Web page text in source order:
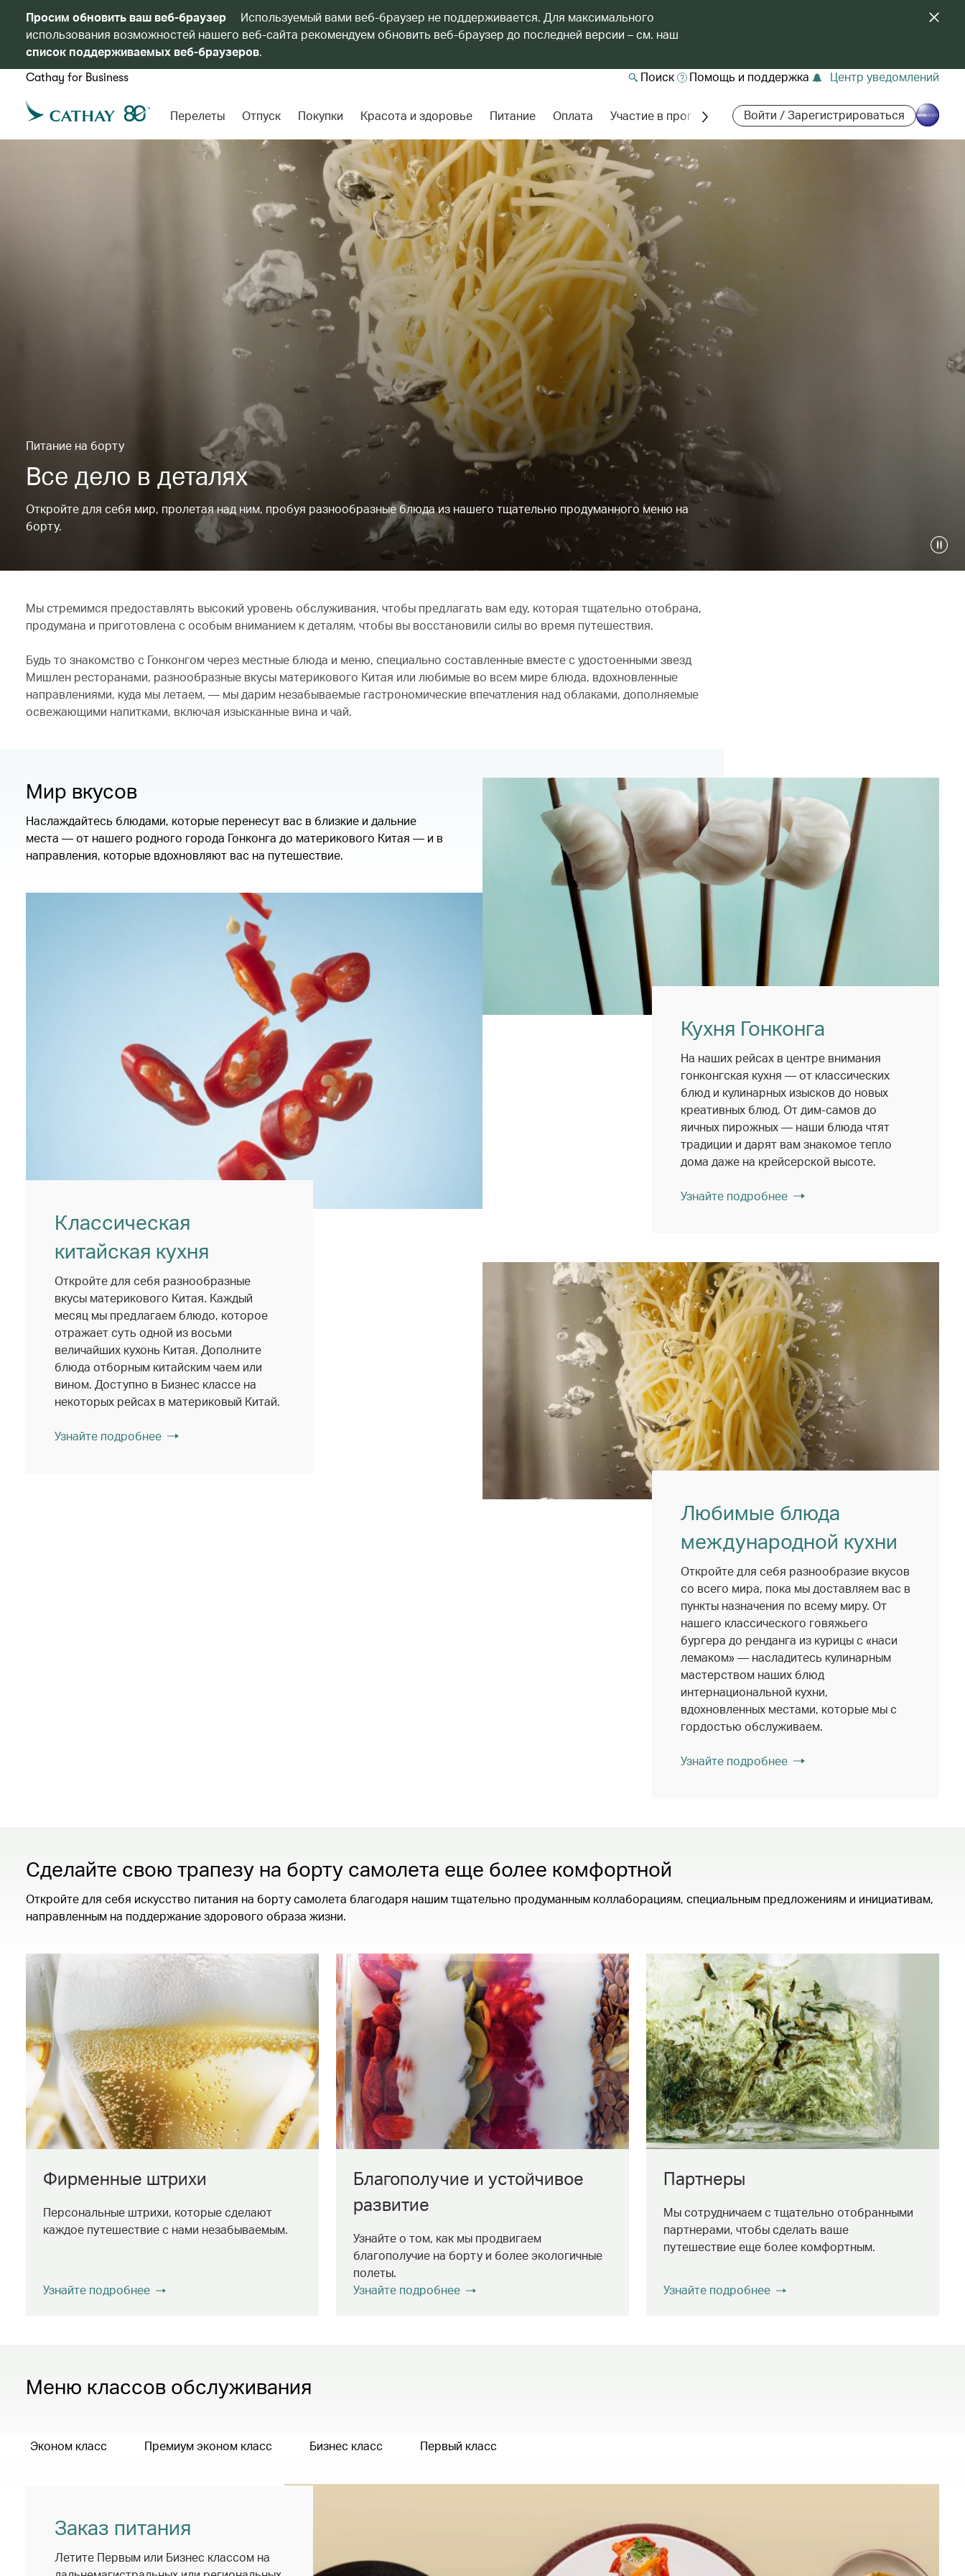
Просим обновить ваш веб-браузер
Используемый вами веб-браузер не поддерживается. Для максимального
использования возможностей нашего веб-сайта рекомендуем обновить веб-браузер до последней версии – см. наш
список поддерживаемых веб-браузеров.
Cathay for Business Поиск Помощь и поддержка Центр уведомлений
Перелеты Отпуск Покупки Красота и здоровье Питание Оплата Участие в программе Войти / Зарегистрироваться
Питание на борту
Все дело в деталях
Откройте для себя мир, пролетая над ним, пробуя разнообразные блюда из нашего тщательно продуманного меню на
борту.
Мы стремимся предоставлять высокий уровень обслуживания, чтобы предлагать вам еду, которая тщательно отобрана,
продумана ​​и приготовлена ​​с особым вниманием к деталям, чтобы вы восстановили силы во время путешествия.
Будь то знакомство с Гонконгом через местные блюда и меню, специально составленные вместе с удостоенными звезд
Мишлен ресторанами, разнообразные вкусы материкового Китая или любимые во всем мире блюда, вдохновленные
направлениями, куда мы летаем, — мы дарим незабываемые гастрономические впечатления над облаками, дополняемые
освежающими напитками, включая изысканные вина и чай.
Мир вкусов
Наслаждайтесь блюдами, которые перенесут вас в близкие и дальние
места — от нашего родного города Гонконга до материкового Китая — и в
направления, которые вдохновляют вас на путешествие.
Кухня Гонконга
На наших рейсах в центре внимания
гонконгская кухня — от классических
блюд и кулинарных изысков до новых
креативных блюд. От дим-самов до
яичных пирожных — наши блюда чтят
традиции и дарят вам знакомое тепло
дома даже на крейсерской высоте.
Узнайте подробнее
Любимые блюда
международной кухни
Откройте для себя разнообразие вкусов
со всего мира, пока мы доставляем вас в
пункты назначения по всему миру. От
нашего классического говяжьего
бургера до ренданга из курицы с «наси
лемаком» — насладитесь кулинарным
мастерством наших блюд
интернациональной кухни,
вдохновленных местами, которые мы с
гордостью обслуживаем.
Узнайте подробнее
Классическая
китайская кухня
Откройте для себя разнообразные
вкусы материкового Китая. Каждый
месяц мы предлагаем блюдо, которое
отражает суть одной из восьми
величайших кухонь Китая. Дополните
блюда отборным китайским чаем или
вином. Доступно в Бизнес классе на
некоторых рейсах в материковый Китай.
Узнайте подробнее
Сделайте свою трапезу на борту самолета еще более комфортной
Откройте для себя искусство питания на борту самолета благодаря нашим тщательно продуманным коллаборациям, специальным предложениям и инициативам,
направленным на поддержание здорового образа жизни.
Фирменные штрихи
Персональные штрихи, которые сделают
каждое путешествие с нами незабываемым.
Узнайте подробнее
Благополучие и устойчивое
развитие
Узнайте о том, как мы продвигаем
благополучие на борту и более экологичные
полеты.
Узнайте подробнее
Партнеры
Мы сотрудничаем с тщательно отобранными
партнерами, чтобы сделать ваше
путешествие еще более комфортным.
Узнайте подробнее
Меню классов обслуживания
Эконом класс Премиум эконом класс Бизнес класс Первый класс
Заказ питания
Летите Первым или Бизнес классом на